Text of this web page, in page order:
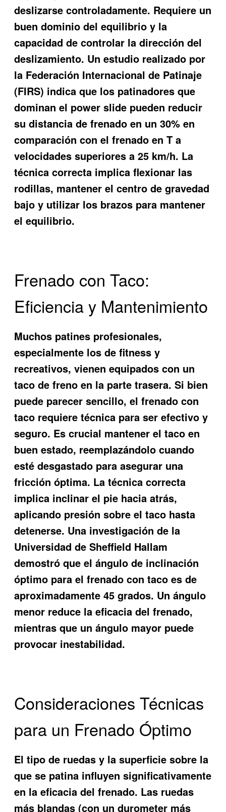
deslizarse controladamente. Requiere un
buen dominio del equilibrio y la
capacidad de controlar la dirección del
deslizamiento. Un estudio realizado por
la Federación Internacional de Patinaje
(FIRS) indica que los patinadores que
dominan el power slide pueden reducir
su distancia de frenado en un 30% en
comparación con el frenado en T a
velocidades superiores a 25 km/h. La
técnica correcta implica flexionar las
rodillas, mantener el centro de gravedad
bajo y utilizar los brazos para mantener
el equilibrio.
Frenado con Taco:
Eficiencia y Mantenimiento
Muchos patines profesionales,
especialmente los de fitness y
recreativos, vienen equipados con un
taco de freno en la parte trasera. Si bien
puede parecer sencillo, el frenado con
taco requiere técnica para ser efectivo y
seguro. Es crucial mantener el taco en
buen estado, reemplazándolo cuando
esté desgastado para asegurar una
fricción óptima. La técnica correcta
implica inclinar el pie hacia atrás,
aplicando presión sobre el taco hasta
detenerse. Una investigación de la
Universidad de Sheffield Hallam
demostró que el ángulo de inclinación
óptimo para el frenado con taco es de
aproximadamente 45 grados. Un ángulo
menor reduce la eficacia del frenado,
mientras que un ángulo mayor puede
provocar inestabilidad.
Consideraciones Técnicas
para un Frenado Óptimo
El tipo de ruedas y la superficie sobre la
que se patina influyen significativamente
en la eficacia del frenado. Las ruedas
más blandas (con un durometer más